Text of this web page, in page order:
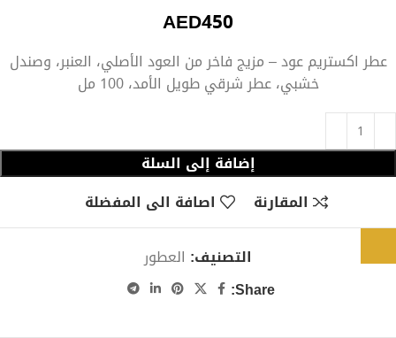
AED450
عطر اكستريم عود – مزيج فاخر من العود الأصلي، العنبر، وصندل
خشبي، عطر شرقي طويل الأمد، 100 مل
إضافة إلى السلة
المقارنة
اصافة الى المفضلة
التصنيف: العطور
Share: